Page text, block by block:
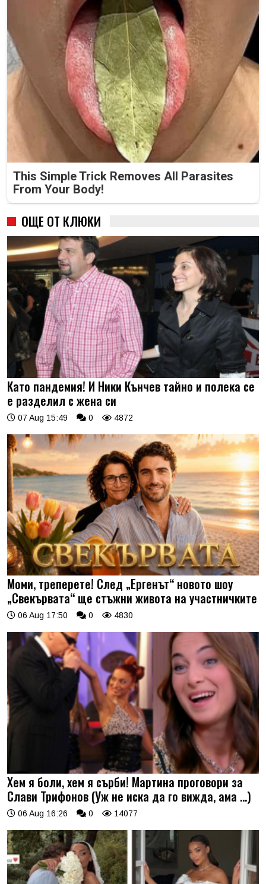
This Simple Trick Removes All Parasites
From Your Body!
ОЩЕ ОТ КЛЮКИ
Като пандемия! И Ники Кънчев тайно и полека се
е разделил с жена си
07 Aug 15:49 0 4872
Моми, треперете! След „Ергенът“ новото шоу
„Свекървата“ ще стъжни живота на участничките
06 Aug 17:50 0 4830
Хем я боли, хем я сърби! Мартина проговори за
Слави Трифонов (Уж не иска да го вижда, ама …)
06 Aug 16:26 0 14077